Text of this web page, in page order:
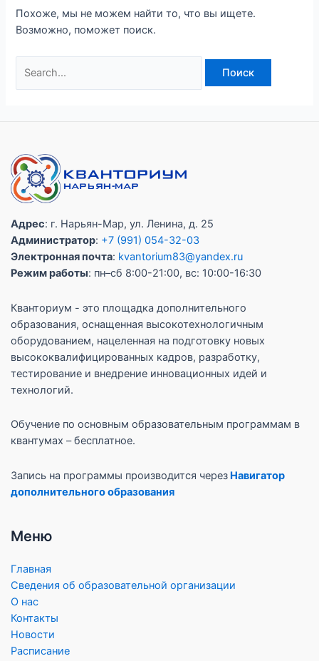
Похоже, мы не можем найти то, что вы ищете.
Возможно, поможет поиск.
Адрес: г. Нарьян-Мар, ул. Ленина, д. 25
Администратор: +7 (991) 054-32-03
Электронная почта: kvantorium83@yandex.ru
Режим работы: пн–сб 8:00-21:00, вс: 10:00-16:30
Кванториум - это площадка дополнительного
образования, оснащенная высокотехнологичным
оборудованием, нацеленная на подготовку новых
высококвалифицированных кадров, разработку,
тестирование и внедрение инновационных идей и
технологий.
Обучение по основным образовательным программам в
квантумах – бесплатное.
Запись на программы производится через Навигатор
дополнительного образования
Меню
Главная
Сведения об образовательной организации
О нас
Контакты
Новости
Расписание